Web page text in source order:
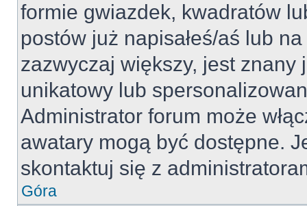
formie gwiazdek, kwadratów
postów już napisałeś/aś lub
zazwyczaj większy, jest
unikatowy lub
Administrator forum może
awatary mogą być dostępne.
skontaktuj się z
Góra